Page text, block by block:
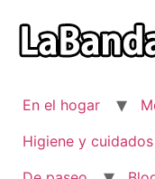
contenido
En el hogar
Higiene y cuidados